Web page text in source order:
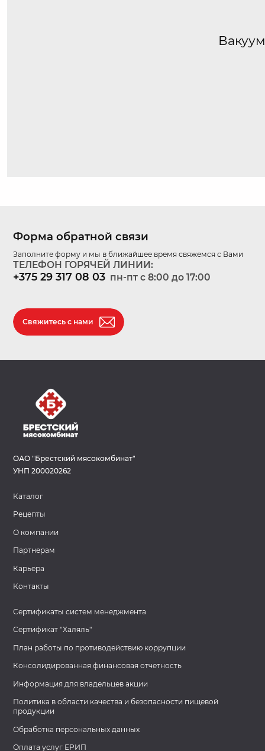
Форма обратной связи
Заполните форму и мы в ближайшее время свяжемся с Вами
ТЕЛЕФОН ГОРЯЧЕЙ ЛИНИИ:
+375 29 317 08 03 пн-пт c 8:00 до 17:00
Свяжитесь с нами
ОАО "Брестский мясокомбинат"
УНП 200020262
Каталог
Рецепты
О компании
Партнерам
Карьера
Контакты
Сертификаты систем менеджмента
Сертификат "Халяль"
План работы по противодействию коррупции
Консолидированная финансовая отчетность
Информация для владельцев акции
Политика в области качества и безопасности пищевой
продукции
Обработка персональных данных
Оплата услуг ЕРИП